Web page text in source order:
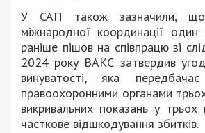
У САП також зазначили, що
міжнародної координації один
раніше пішов на співпрацю зі
2024 року ВАКС затвердив
винуватості, яка
правоохоронними органами
викривальних показань у трьох
часткове відшкодування збитків.